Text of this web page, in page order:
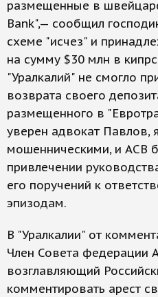
размещенные в
Bank",— сообщил
схеме "исчез" и
на сумму $30 млн в
"Уралкалий" не смогло
возврата своего
размещенного в
уверен адвокат Павлов,
мошенническими, и АСВ
привлечении
его поручений к
эпизодам.
В "Уралкалии" от
Член Совета федерации
возглавляющий
комментировать арест